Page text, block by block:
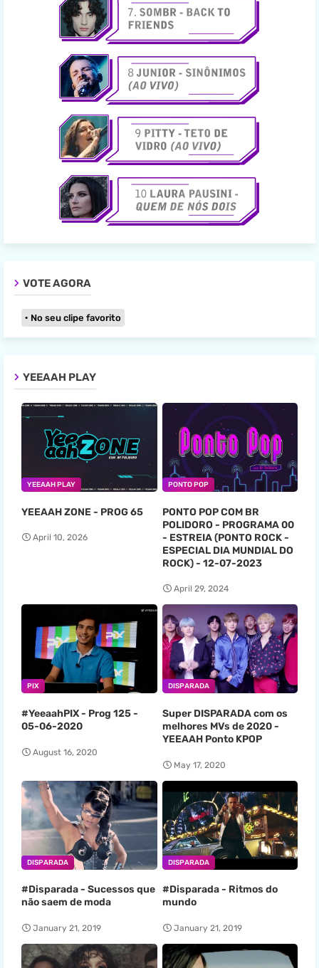
VOTE AGORA
No seu clipe favorito
YEEAAH PLAY
YEEAAH PLAY
YEEAAH ZONE - PROG 65
April 10, 2026
PONTO POP
PONTO POP COM BR
POLIDORO - PROGRAMA 00
- ESTREIA (PONTO ROCK -
ESPECIAL DIA MUNDIAL DO
ROCK) - 12-07-2023
April 29, 2024
PIX
#YeeaahPIX - Prog 125 -
05-06-2020
August 16, 2020
DISPARADA
Super DISPARADA com os
melhores MVs de 2020 -
YEEAAH Ponto KPOP
May 17, 2020
DISPARADA
#Disparada - Sucessos que
não saem de moda
January 21, 2019
DISPARADA
#Disparada - Ritmos do
mundo
January 21, 2019